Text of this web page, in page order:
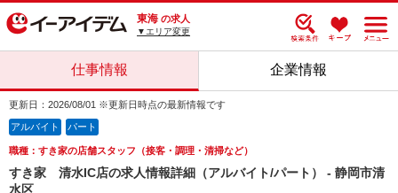
東海 の求人
▼エリア変更
仕事情報 企業情報
更新日：2026/08/01 ※更新日時点の最新情報です
アルバイト パート
職種：すき家の店舗スタッフ（接客・調理・清掃など）
すき家 清水IC店の求人情報詳細（アルバイト/パート） - 静岡市清
水区